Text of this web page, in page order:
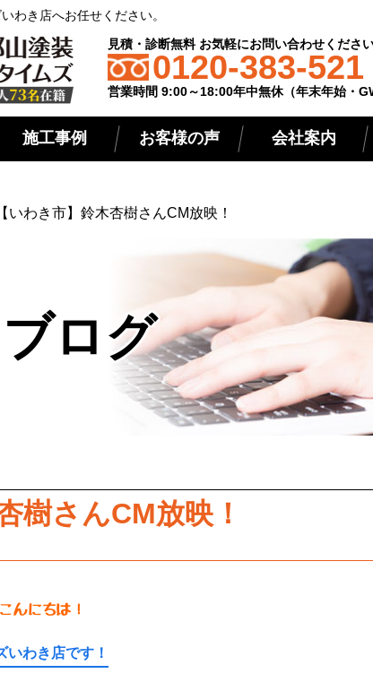
わき店へお任せください。
見積・診断無料 お気軽にお問い合わせくださ
0120-383-521
営業時間 9:00～18:00年中無休（年末年始・
施工事例 お客様の声 会社案内
【いわき市】鈴木杏樹さんCM放映！
ログ
樹さんCM放映！
んにちは！
わき店です！